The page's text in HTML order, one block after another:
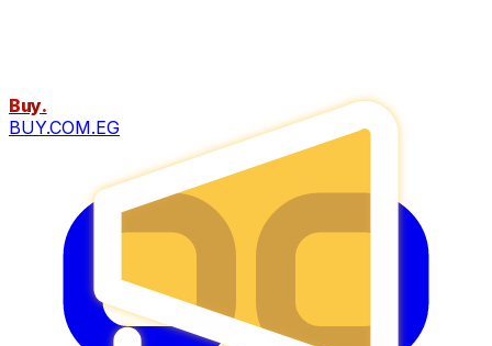
Buy.
BUY.COM.EG